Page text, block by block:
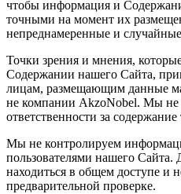
чтобы информация и
точными на момент их
непреднамеренные и
Точки зрения и мнения,
Содержании нашего Сайта,
лицам, размещающим данные
не компании AkzoNobel. Мы не
ответственности за
Мы не контролируем
пользователями нашего
находиться в общем доступе и
предварительной проверке.